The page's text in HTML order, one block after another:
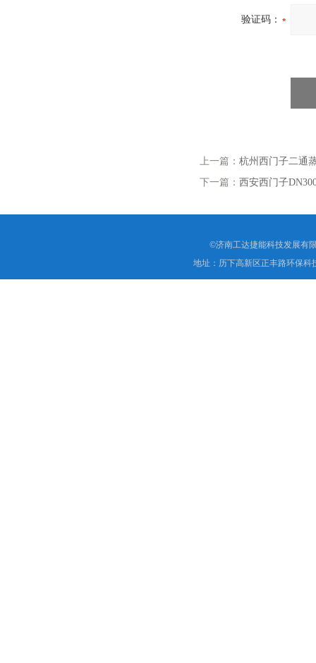
验证码：
上一篇： 杭州西门子二通
下一篇： 西安西门子
©济南工达捷能科技发展有
地址：历下高新区正丰路环保科